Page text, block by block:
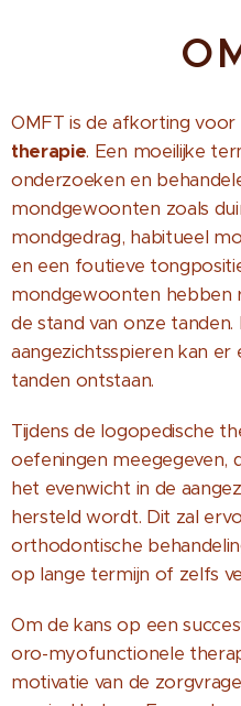
OMFT is de afkorting voor
therapie. Een moeilijke
onderzoeken en
mondgewoonten zoals
mondgedrag, habitueel
en een foutieve
mondgewoonten hebben
de stand van onze
aangezichtsspieren kan er
tanden ontstaan.
Tijdens de logopedische
oefeningen meegegeven,
het evenwicht in de
hersteld wordt. Dit zal
orthodontische
op lange termijn of zelfs
Om de kans op een
oro-myofunctionele
motivatie van de